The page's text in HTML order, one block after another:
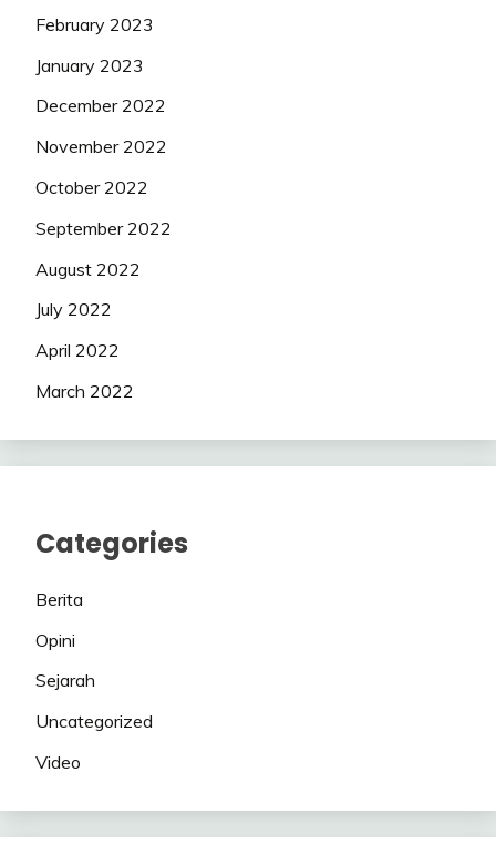
February 2023
January 2023
December 2022
November 2022
October 2022
September 2022
August 2022
July 2022
April 2022
March 2022
Categories
Berita
Opini
Sejarah
Uncategorized
Video